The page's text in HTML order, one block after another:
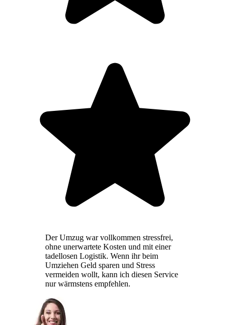
Der Umzug war vollkommen stressfrei,
ohne unerwartete Kosten und mit einer
tadellosen Logistik. Wenn ihr beim
Umziehen Geld sparen und Stress
vermeiden wollt, kann ich diesen Service
nur wärmstens empfehlen.